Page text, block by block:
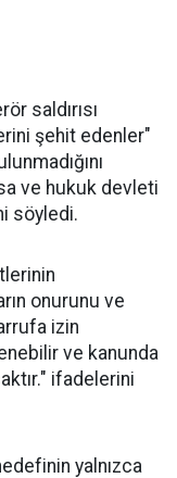
saldırısı
şehit edenler"
ve hukuk devleti
söyledi.
onurunu ve
izin
ve kanunda
ifadelerini
yalnızca